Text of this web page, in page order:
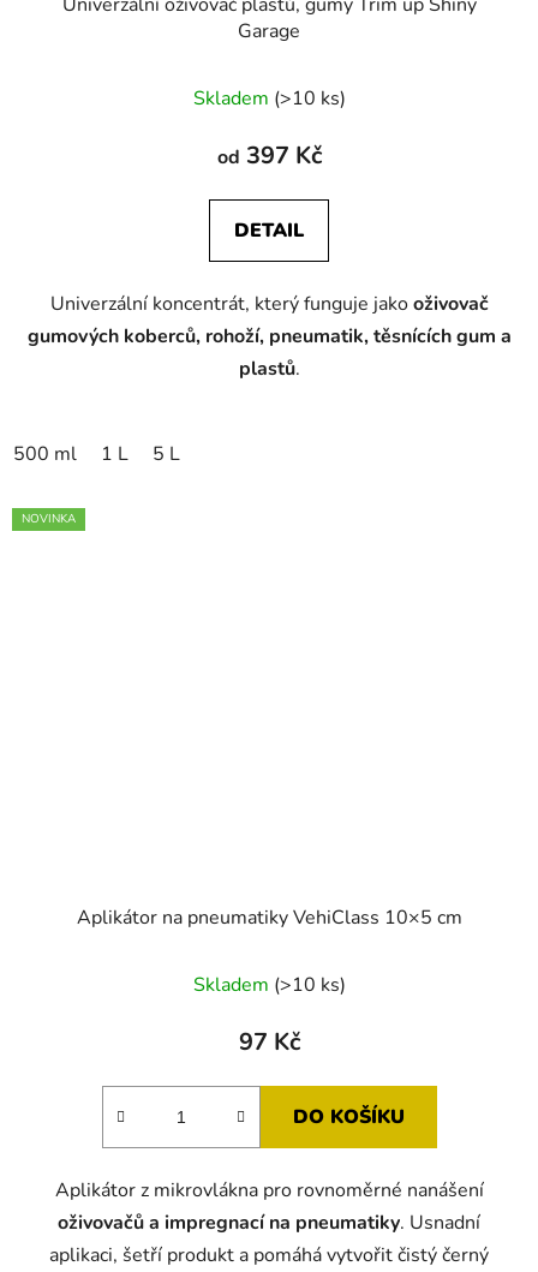
Garage
hodnocení
produktu
5,0
z
hvězdiček.
Skladem (>10 ks)
od 397 Kč
DETAIL
Univerzální koncentrát, který funguje jakooživovač
gumových koberců, rohoží, pneumatik, těsnících gum a
plastů.
500 ml 1 L 5 L
NOVINKA
Aplikátor na pneumatiky VehiClass 10×5 cm
Skladem (>10 ks)
97 Kč
DO KOŠÍKU
Aplikátor z mikrovlákna pro rovnoměrné nanášení
oživovačů a impregnací na pneumatiky. Usnadní
aplikaci, šetří produkt a pomáhá vytvořit čistý černý